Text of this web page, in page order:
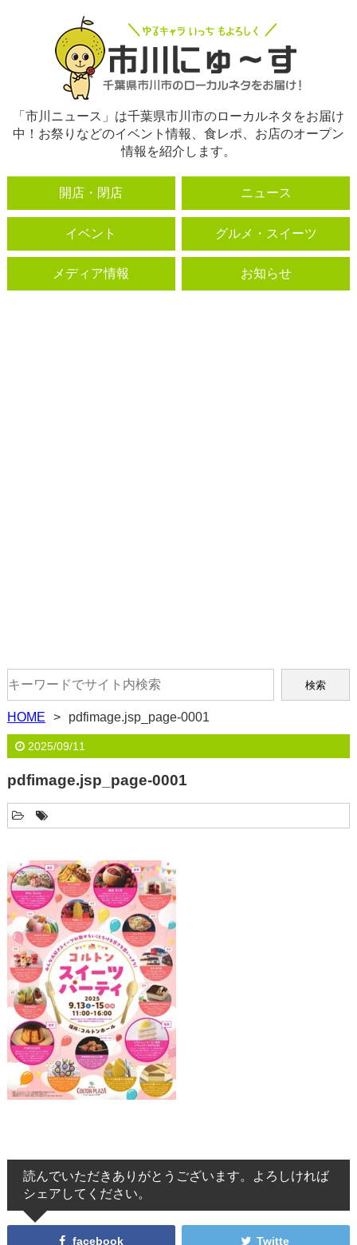
「市川ニュース」は千葉県市川市のローカルネタをお届け
中！お祭りなどのイベント情報、食レポ、お店のオープン
情報を紹介します。
開店・閉店 ニュース
イベント グルメ・スイーツ
メディア情報 お知らせ
HOME pdfimage.jsp_page-0001
2025/09/11
pdfimage.jsp_page-0001
読んでいただきありがとうございます。よろしければ
シェアしてください。
facebook Twitte